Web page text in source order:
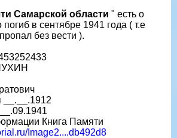
Самарской области " есть о
погиб в сентябре 1941 года ( т.е
без вести ).
Книга Памяти
Image2....db492d8